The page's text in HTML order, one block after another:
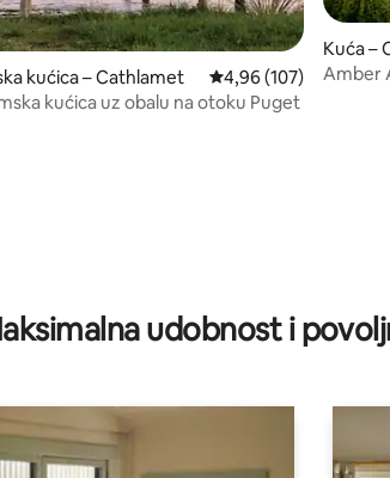
5, recenzija: 11
kućica – Cathlamet Prosječna ocjena:
4,96 (107)
kućica uz obalu na otoku Puget
Kuća –
Amber
udobnost i